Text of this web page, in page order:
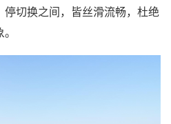
切换之间，皆丝滑流畅，杜绝